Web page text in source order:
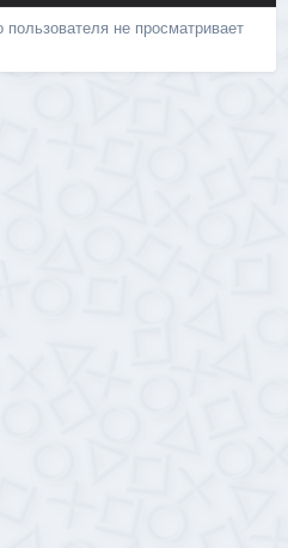
пользователя не просматривает